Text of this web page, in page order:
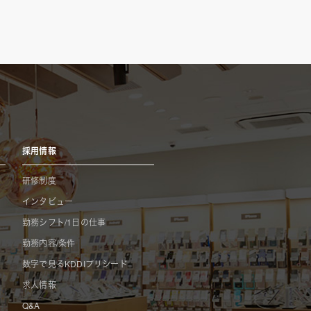
採用情報
研修制度
インタビュー
勤務シフト/1日の仕事
勤務内容/条件
数字で見るKDDIプリシード
求人情報
Q&A